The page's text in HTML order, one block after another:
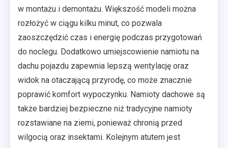
w montażu i demontażu. Większość modeli można
rozłożyć w ciągu kilku minut, co pozwala
zaoszczędzić czas i energię podczas przygotowań
do noclegu. Dodatkowo umiejscowienie namiotu na
dachu pojazdu zapewnia lepszą wentylację oraz
widok na otaczającą przyrodę, co może znacznie
poprawić komfort wypoczynku. Namioty dachowe są
także bardziej bezpieczne niż tradycyjne namioty
rozstawiane na ziemi, ponieważ chronią przed
wilgocią oraz insektami. Kolejnym atutem jest